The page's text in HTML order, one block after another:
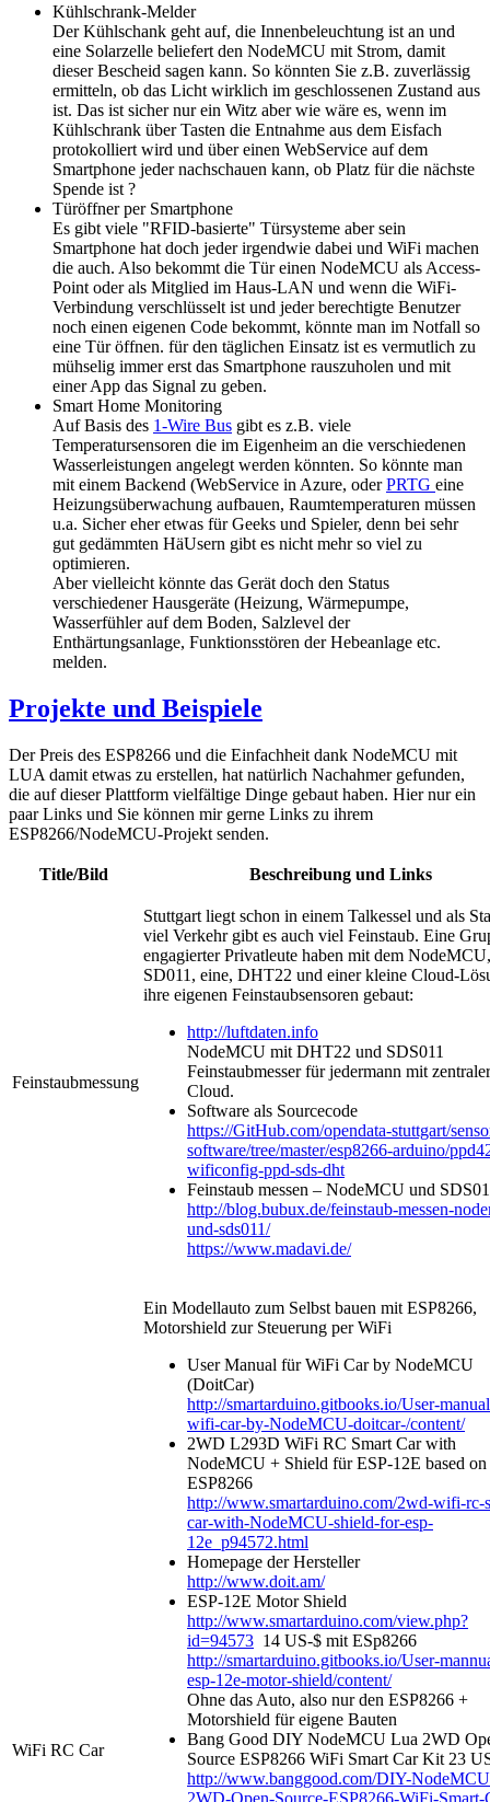
Kühlschrank-Melder
Der Kühlschank geht auf, die Innenbeleuchtung ist an und
eine Solarzelle beliefert den NodeMCU mit Strom, damit
dieser Bescheid sagen kann. So könnten Sie z.B. zuverlässig
ermitteln, ob das Licht wirklich im geschlossenen Zustand aus
ist. Das ist sicher nur ein Witz aber wie wäre es, wenn im
Kühlschrank über Tasten die Entnahme aus dem Eisfach
protokolliert wird und über einen WebService auf dem
Smartphone jeder nachschauen kann, ob Platz für die nächste
Spende ist ?
Türöffner per Smartphone
Es gibt viele "RFID-basierte" Türsysteme aber sein
Smartphone hat doch jeder irgendwie dabei und WiFi machen
die auch. Also bekommt die Tür einen NodeMCU als Access-
Point oder als Mitglied im Haus-LAN und wenn die WiFi-
Verbindung verschlüsselt ist und jeder berechtigte Benutzer
noch einen eigenen Code bekommt, könnte man im Notfall so
eine Tür öffnen. für den täglichen Einsatz ist es vermutlich zu
mühselig immer erst das Smartphone rauszuholen und mit
einer App das Signal zu geben.
Smart Home Monitoring
Auf Basis des 1-Wire Bus gibt es z.B. viele
Temperatursensoren die im Eigenheim an die verschiedenen
Wasserleistungen angelegt werden könnten. So könnte man
mit einem Backend (WebService in Azure, oderPRTG eine
Heizungsüberwachung aufbauen, Raumtemperaturen müssen
u.a. Sicher eher etwas für Geeks und Spieler, denn bei sehr
gut gedämmten HäUsern gibt es nicht mehr so viel zu
optimieren.
Aber vielleicht könnte das Gerät doch den Status
verschiedener Hausgeräte (Heizung, Wärmepumpe,
Wasserfühler auf dem Boden, Salzlevel der
Enthärtungsanlage, Funktionsstören der Hebeanlage etc.
melden.
Projekte und Beispiele
Der Preis des ESP8266 und die Einfachheit dank NodeMCU mit
LUA damit etwas zu erstellen, hat natürlich Nachahmer gefunden,
die auf dieser Plattform vielfältige Dinge gebaut haben. Hier nur ein
paar Links und Sie können mir gerne Links zu ihrem
ESP8266/NodeMCU-Projekt senden.
Title/Bild Beschreibung und Links
Feinstaubmessung
Stuttgart liegt schon in einem Talkessel und als
viel Verkehr gibt es auch viel Feinstaub. Eine
engagierter Privatleute haben mit dem
SD011, eine, DHT22 und einer kleine Cloud-
ihre eigenen Feinstaubsensoren gebaut:
http://luftdaten.info
NodeMCU mit DHT22 und SDS011
Feinstaubmesser für jedermann mit zentraler
Cloud.
Software als Sourcecode
https://GitHub.com/opendata-stuttgart/
software/tree/master/esp8266-arduino/
wificonfig-ppd-sds-dht
Feinstaub messen – NodeMCU und
http://blog.bubux.de/feinstaub-messen-
und-sds011/
https://www.madavi.de/
WiFi RC Car
Ein Modellauto zum Selbst bauen mit ESP8266,
Motorshield zur Steuerung per WiFi
User Manual für WiFi Car by NodeMCU
(DoitCar)
http://smartarduino.gitbooks.io/User-
wifi-car-by-NodeMCU-doitcar-/content/
2WD L293D WiFi RC Smart Car with
NodeMCU + Shield für ESP-12E based on
ESP8266
http://www.smartarduino.com/2wd-wifi-rc-
car-with-NodeMCU-shield-for-esp-
12e_p94572.html
Homepage der Hersteller
http://www.doit.am/
ESP-12E Motor Shield
http://www.smartarduino.com/view.php?
id=94573 14 US-$ mit ESp8266
http://smartarduino.gitbooks.io/User-
esp-12e-motor-shield/content/
Ohne das Auto, also nur den ESP8266 +
Motorshield für eigene Bauten
Bang Good DIY NodeMCU Lua 2WD
Source ESP8266 WiFi Smart Car Kit 23
http://www.banggood.com/DIY-
2WD-Open-Source-ESP8266-WiFi-Smart-